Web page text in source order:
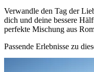
Verwandle den Tag der
dich und deine bessere
perfekte Mischung aus
Passende Erlebnisse zu